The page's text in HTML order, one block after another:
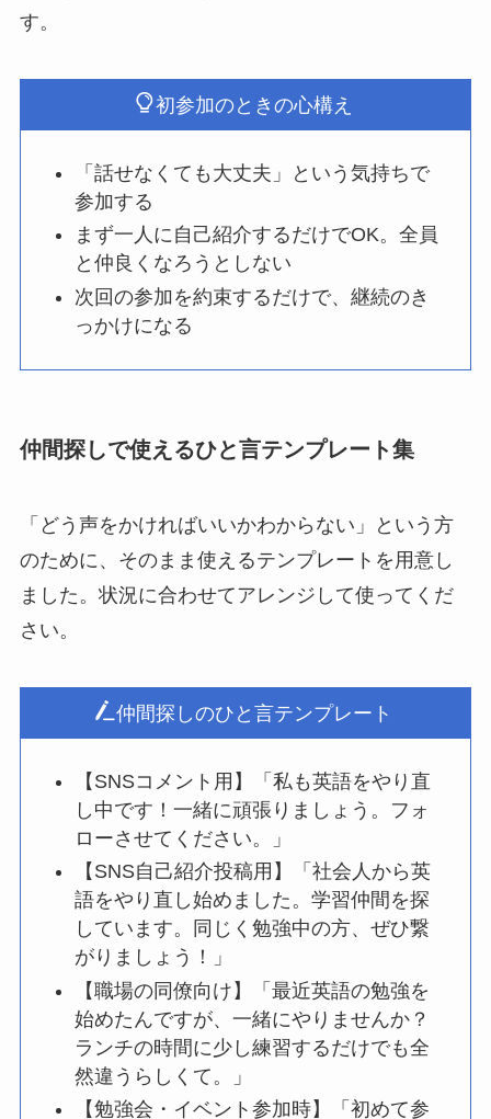
す。
初参加のときの心構え
「話せなくても大丈夫」という気持ちで
参加する
まず一人に自己紹介するだけでOK。全員
と仲良くなろうとしない
次回の参加を約束するだけで、継続のき
っかけになる
仲間探しで使えるひと言テンプレート集
「どう声をかければいいかわからない」という方
のために、そのまま使えるテンプレートを用意し
ました。状況に合わせてアレンジして使ってくだ
さい。
仲間探しのひと言テンプレート
【SNSコメント用】「私も英語をやり直
し中です！一緒に頑張りましょう。フォ
ローさせてください。」
【SNS自己紹介投稿用】「社会人から英
語をやり直し始めました。学習仲間を探
しています。同じく勉強中の方、ぜひ繋
がりましょう！」
【職場の同僚向け】「最近英語の勉強を
始めたんですが、一緒にやりませんか？
ランチの時間に少し練習するだけでも全
然違うらしくて。」
【勉強会・イベント参加時】「初めて参